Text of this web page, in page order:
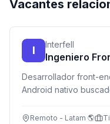
Vacantes
I Interfell
Ingeniero
Desarrollador front-
Android nativo
Remoto - Latam 🌎